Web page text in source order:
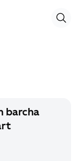
barcha